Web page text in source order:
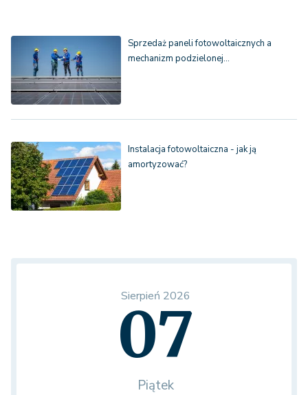
Sprzedaż paneli fotowoltaicznych a
mechanizm podzielonej…
Instalacja fotowoltaiczna - jak ją
amortyzować?
Sierpień 2026
07
Piątek